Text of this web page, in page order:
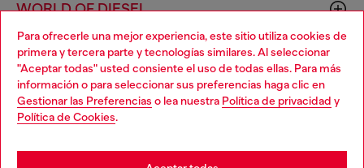
Para ofrecerle una mejor experiencia, este sitio utiliza cookies de
primera y tercera parte y tecnologías similares. Al seleccionar
"Aceptar todas" usted consiente el uso de todas ellas. Para más
información o para seleccionar sus preferencias haga clic en
Gestionar las Preferencias o lea nuestra Política de privacidad y
Política de Cookies.
WORLD OF DIESEL
CORPORATE
Choose your location
You are currently browsing España website, but it seems you
may be based in United States